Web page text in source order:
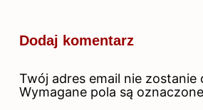
Dodaj komentarz
Twój adres email nie zostanie
Wymagane pola są oznaczone